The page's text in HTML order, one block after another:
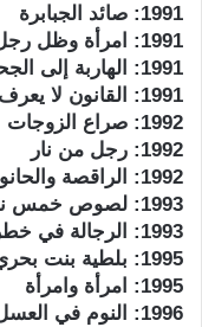
1991: صائد الجبابرة
1991: امرأة وظل رجل
1991: الهاربة إلى الجحيم
1991: القانون لا يعرف الحب
1992: صراع الزوجات
1992: رجل من نار
1992: الراقصة والحانوتي
1993: لصوص خمس نجوم
1993: الرجالة في خطر
1995: بلطية بنت بحري
1995: امرأة وامرأة
1996: النوم في العسل